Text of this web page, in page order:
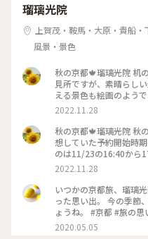
瑠璃光院
上賀茂・鞍馬・大原・貴船・
風景・景色
秋の京都🍁瑠璃光院 机
見所ですが、素晴らし
える景色も絵画のよう
プされてさらに雅です
ると、こちらも美しく
2022.11.23 #秋いろとりどり #Myことりっぷ #瑠璃光院 #紅葉
狩り #紅葉 #京都
2022.11.28
秋の京都🍁瑠璃光院 秋
想していた予約開始時
のは11/23の16:40から
うかしら。昼でもなく
うと不安でしたが、薄
予想していた以上の素
緑の頃とはまた違って
のいく写真を撮ったら
を額縁に見立てて遠目
ったり。 最初、夫は「
2022.11.28
いつかの京都旅、瑠璃
った思い出。 今の季節
ょうね。 #京都 #旅の
2020.05.05